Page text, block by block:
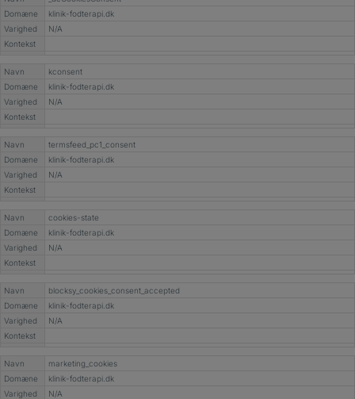
Domæne
klinik-fodterapi.dk
Varighed
N/A
Kontekst
Navn
kconsent
Domæne
klinik-fodterapi.dk
Varighed
N/A
Kontekst
Navn
termsfeed_pc1_consent
Domæne
klinik-fodterapi.dk
Varighed
N/A
Kontekst
Navn
cookies-state
Domæne
klinik-fodterapi.dk
Varighed
N/A
Kontekst
Navn
blocksy_cookies_consent_accepted
Domæne
klinik-fodterapi.dk
Varighed
N/A
Kontekst
Navn
marketing_cookies
Domæne
klinik-fodterapi.dk
Varighed
N/A